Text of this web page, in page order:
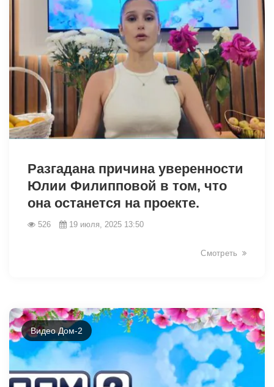
Разгадана причина уверенности
Юлии Филипповой в том, что
она останется на проекте.
526 19 июля, 2025 13:50
Смотреть
Видео Дом-2